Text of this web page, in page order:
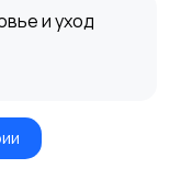
и уход
коляски